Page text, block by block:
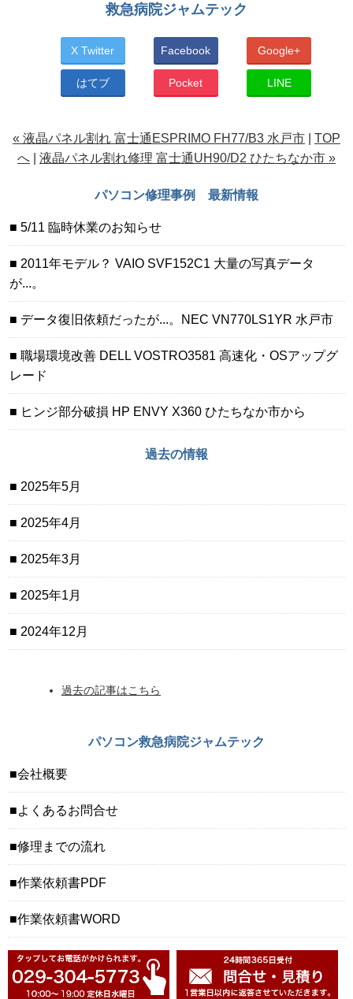
救急病院ジャムテック
X Twitter Facebook Google+
はてブ Pocket LINE
« 液晶パネル割れ 富士通ESPRIMO FH77/B3 水戸市
TOP
へ
液晶パネル割れ修理 富士通UH90/D2 ひたちなか市 »
パソコン修理事例 最新情報
5/11 臨時休業のお知らせ
2011年モデル？ VAIO SVF152C1 大量の写真データ
が...。
データ復旧依頼だったが...。NEC VN770LS1YR 水戸市
職場環境改善 DELL VOSTRO3581 高速化・OSアップグ
レード
ヒンジ部分破損 HP ENVY X360 ひたちなか市から
過去の情報
2025年5月
2025年4月
2025年3月
2025年1月
2024年12月
過去の記事はこちら
パソコン救急病院ジャムテック
会社概要
よくあるお問合せ
修理までの流れ
作業依頼書PDF
作業依頼書WORD